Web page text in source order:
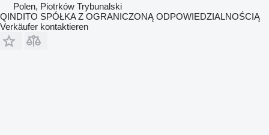
Polen, Piotrków Trybunalski
QINDITO SPÓŁKA Z OGRANICZONĄ ODPOWIEDZIALNOŚCIĄ
Verkäufer kontaktieren